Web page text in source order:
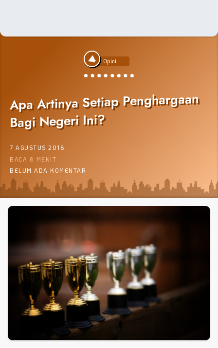
Opini
Apa Artinya Setiap Penghargaan
Bagi Negeri Ini?
7 AGUSTUS 2018
BACA 8 MENIT
BELUM ADA KOMENTAR